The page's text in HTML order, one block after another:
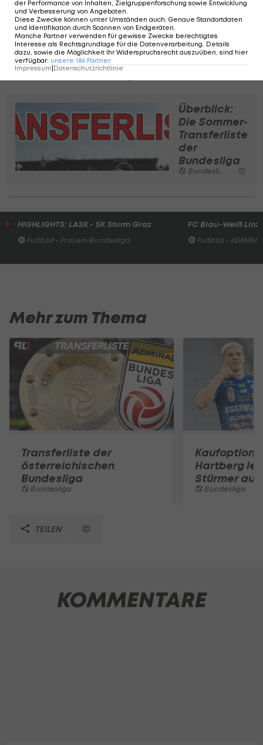
Saison der Tiroler. Er hat somit viel Spielpraxis auf
hohem Niveau. Jürgen Lemmerer und Florian
Weiler sind absolute Talente und
Zukunftshoffnungen, die in den Testspielen bereits
ihr Können unter Beweis gestellt haben."
Überblick:
Die Sommer-
Transferliste
der
Bundesliga
Bundesliga
HIGHLIGHTS: LASK - SK Sturm Graz
Fußball - Frauen-Bundesliga
FC Blau-Weiß Linz
Fußball -
Mehr zum Thema
Transferliste der
österreichischen
Bundesliga
Bundesliga
Kaufoption
Hartberg
Stürmer aus
Bundesliga
TEILEN
KOMMENTARE
der Performance von Inhalten, Zielgruppenforschung sowie Entwicklung
und Verbesserung von Angeboten
Diese Zwecke können unter Umständen auch: Genaue Standortdaten
und Identifikation durch Scannen von Endgeräten
Manche Partner verwenden für gewisse Zwecke berechtigtes
Interesse als Rechtsgrundlage für die Datenverarbeitung. Details
dazu, sowie die Möglichkeit Ihr Widerspruchsrecht auszuüben, sind hier
verfügbar: unsere 186 Partner
Impressum|Datenschutzrichtlinie